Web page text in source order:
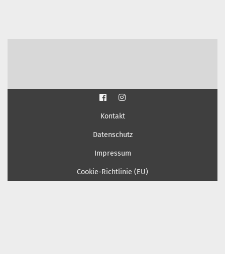
Kontakt
Datenschutz
Impressum
Cookie-Richtlinie (EU)